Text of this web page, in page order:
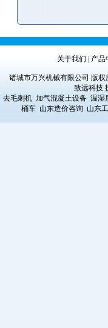
关于我们 产品
诸城市万兴机械有限公司 版权
致远科技
去毛刺机 加气混凝土设备 温湿
桶车 山东造价咨询 山东